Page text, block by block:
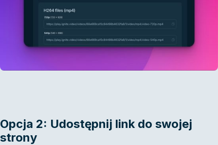
Opcja 2: Udostępnij link do swojej
strony